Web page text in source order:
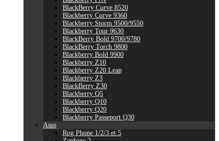
BlackBerry Curve 8520
Blackberry Curve 9360
Blackberry Storm 9500/9550
Blackberry Tour 9630
BlackBerry Bold 9700/9780
BlackBerry Torch 9800
Blackberry Bold 9900
Blackberry Z10
Blackberry Z20 Leap
Blackberry Z3
BlackBerry Z30
Blackberry Q5
Blackberry Q10
Blackberry Q20
Blackberry Passeport Q30
Asus
Rog Phone 1/2/3 et 5